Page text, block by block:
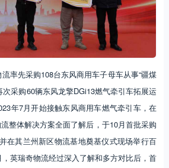
率先采购108台东风商用车子母车从事“疆煤
次采购60辆东风龙擎DGi13燃气牵引车拓展运
年7月开始接触东风商用车燃气牵引车，在
整体解决方案全面了解后，于10月首批采购
在其兰州新区物流基地奠基仪式现场举行百
英瑞奇物流经过深入了解和多方对比后，首